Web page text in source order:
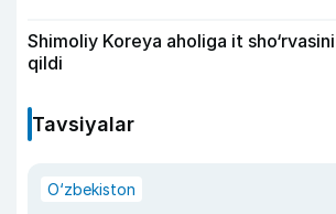
Shimoliy Koreya aholiga it
qildi
Tavsiyalar
O‘zbekiston